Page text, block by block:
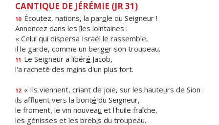
CANTIQUE DE JÉRÉMIE (JR 31)
10 Écoutez, nations, la parole du Seigneur !
Annoncez dans lesîles lointaines :
« Celui qui dispersa Israël le rassemble,
il le garde, comme un berger son troupeau.
11 Le Seigneur a libéré Jacob,
l'a racheté des mains d'un plus fort.
12 « Ils viennent, criant de joie, sur les hauteurs de Sion :
ils affluent vers la bonté du Seigneur,
le froment, le vin nouveau et l'huile fraîche,
les génisses et les brebis du troupeau.